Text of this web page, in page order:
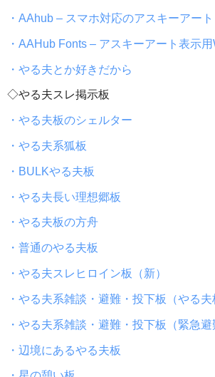
・AAhub – スマホ対応のアスキーアー
・AAHub Fonts – アスキーアート表示
・やる夫とか好きだから
◇やる夫スレ掲示板
・やる夫板のシェルター
・やる夫系狐板
・BULKやる夫板
・やる夫長い理想郷板
・やる夫板の方舟
・普通のやる夫板
・やる夫スレヒロイン板（新）
・やる夫系雑談・避難・投下板（やる夫
・やる夫系雑談・避難・投下板（緊急避
・辺境にあるやる夫板